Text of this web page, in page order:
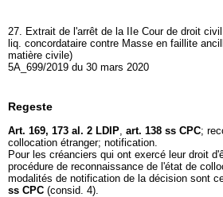
27. Extrait de l'arrêt de la IIe Cour de droit
liq. concordataire contre Masse en faillite
matière civile)
5A_699/2019 du 30 mars 2020
Regeste
Art. 169, 173 al. 2 LDIP, art. 138 ss CPC;
collocation étranger; notification.
Pour les créanciers qui ont exercé leur droit
procédure de reconnaissance de l'état de
modalités de notification de la décision sont
ss CPC (consid. 4).